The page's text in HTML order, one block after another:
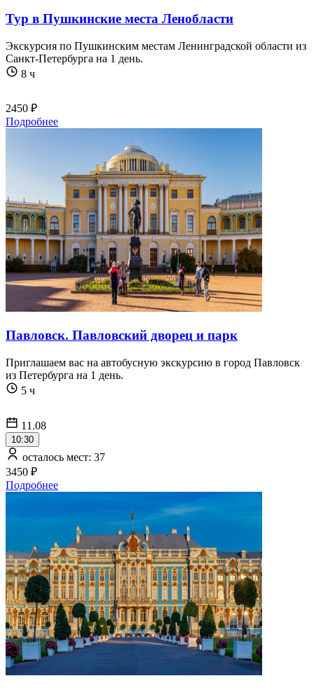
Тур в Пушкинские места Ленобласти
Экскурсия по Пушкинским местам Ленинградской области из
Санкт-Петербурга на 1 день.
8 ч
2450 ₽
Подробнее
Павловск. Павловский дворец и парк
Приглашаем вас на автобусную экскурсию в город Павловск
из Петербурга на 1 день.
5 ч
11.08
10:30
осталось мест: 37
3450 ₽
Подробнее